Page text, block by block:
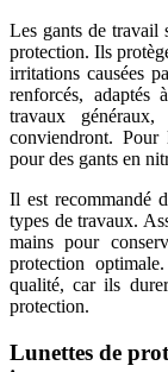
Les gants de travail
protection. Ils
irritations causées
renforcés,
travaux
conviendront.
pour des gants en
Il est recommandé
types de travaux.
mains pour
protection
qualité, car ils
protection.
Lunettes de